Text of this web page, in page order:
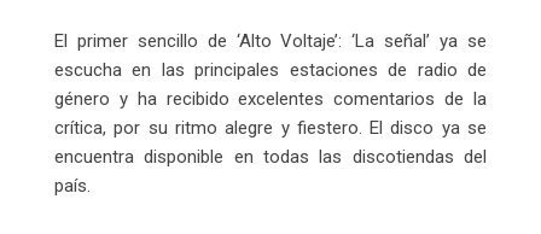
El primer sencillo de ‘Alto Voltaje’: ‘La señal’ ya se
escucha en las principales estaciones de radio de
género y ha recibido excelentes comentarios de la
crítica, por su ritmo alegre y fiestero. El disco ya se
encuentra disponible en todas las discotiendas del
país.